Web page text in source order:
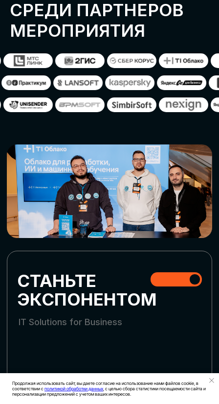
Продолжая использовать сайт, вы даете согласие на использование нами файлов cookie, в
соответствии сполитикой обработки данных , с целью сбора статистики посещаемости сайта и
персонализации предложений с учетом ваших интересов.
ОСТАВИТЬ
ЗАЯВКУ
СТАТЬ ПАРТНЕРОМ
СКАЧАТЬ ПРОГРАММУ
СТАТЬ СПИКЕРОМ
Оставьте заявку, наши менеджеры
СТАТЬ УЧАСТНИКОМ